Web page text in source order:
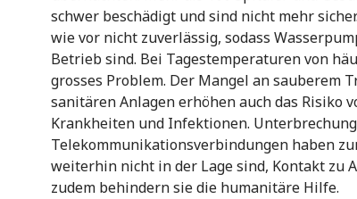
schwer beschädigt und sind nicht mehr
wie vor nicht zuverlässig, sodass
Betrieb sind. Bei Tagestemperaturen von
grosses Problem. Der Mangel an sauberem
sanitären Anlagen erhöhen auch das Risiko
Krankheiten und Infektionen.
Telekommunikationsverbindungen haben
weiterhin nicht in der Lage sind, Kontakt zu
zudem behindern sie die humanitäre Hilfe.